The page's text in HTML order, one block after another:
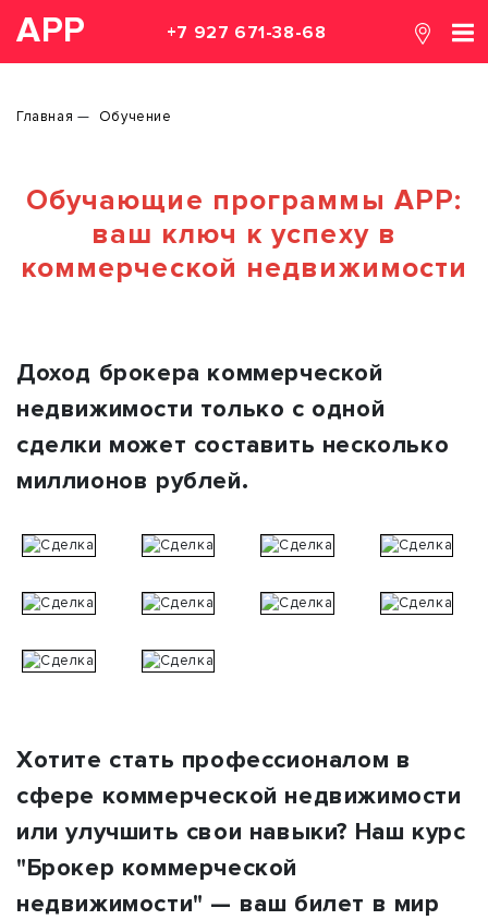
АРР +7 927 671-38-68
Главная Обучение
Обучающие программы АРР:
ваш ключ к успеху в
коммерческой недвижимости
Доход брокера коммерческой
недвижимости только с одной
сделки может составить несколько
миллионов рублей.
Хотите стать профессионалом в
сфере коммерческой недвижимости
или улучшить свои навыки? Наш курс
"Брокер коммерческой
недвижимости" — ваш билет в мир